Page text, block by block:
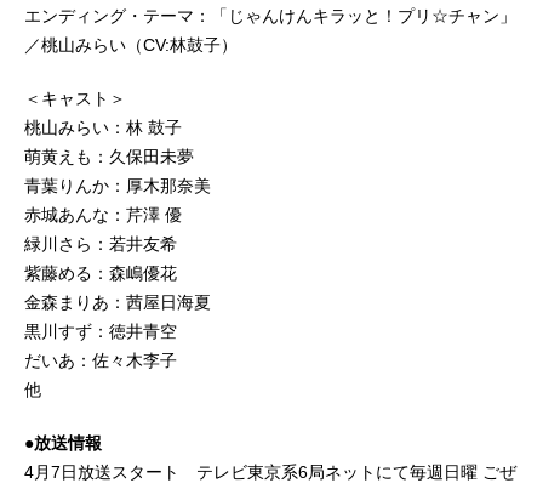
エンディング・テーマ：「じゃんけんキラッと！プリ☆チャン」
／桃山みらい（CV:林鼓子）
＜キャスト＞
桃山みらい：林 鼓子
萌黄えも：久保田未夢
青葉りんか：厚木那奈美
赤城あんな：芹澤 優
緑川さら：若井友希
紫藤める：森嶋優花
金森まりあ：茜屋日海夏
黒川すず：徳井青空
だいあ：佐々木李子
他
●放送情報
4月7日放送スタート テレビ東京系6局ネットにて毎週日曜 ごぜ